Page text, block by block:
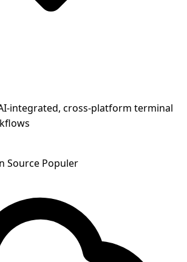
integrated, cross-platform terminal
Source Populer